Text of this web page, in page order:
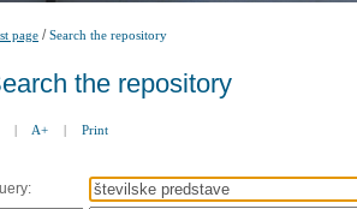
page /Search the repository
the repository
| A+ | Print